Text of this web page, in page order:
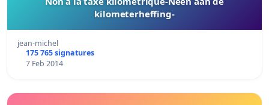
kilometerheffing-
jean-michel
175 765 signatures
7 Feb 2014